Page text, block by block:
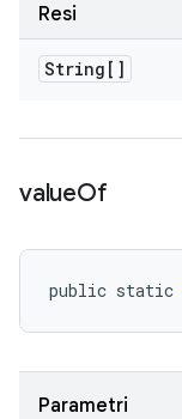
Resi
String[]
valueOf
public static
Parametri